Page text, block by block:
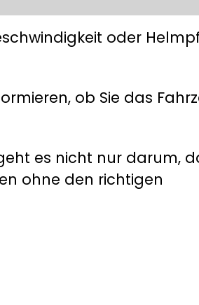
oder
ob Sie das
es nicht nur darum,
ohne den richtigen